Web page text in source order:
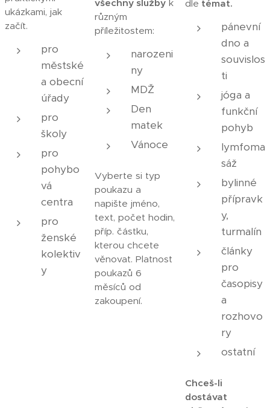
ukázkami, jak
začít.
pro
městské
a obecní
úřady
pro
školy
pro
pohybo
vá
centra
pro
ženské
kolektiv
y
všechny služby k
různým
příležitostem:
narozeni
ny
MDŽ
Den
matek
Vánoce
Vyberte si typ
poukazu a
napište jméno,
text, počet hodin,
příp. částku,
kterou chcete
věnovat. Platnost
poukazů 6
měsíců od
zakoupení.
dle témat.
pánevní
dno a
souvislos
ti
jóga a
funkční
pohyb
lymfoma
sáž
bylinné
přípravk
y,
turmalín
články
pro
časopisy
a
rozhovo
ry
ostatní
Chceš-li
dostávat